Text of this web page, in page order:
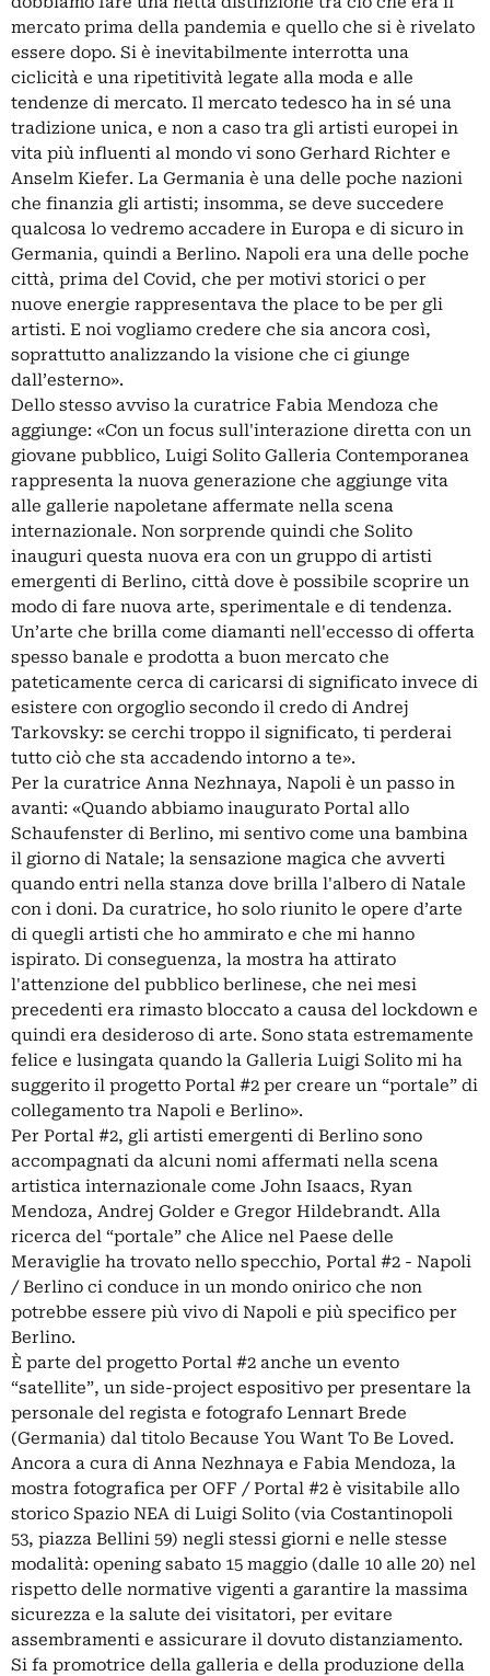
mercato prima della pandemia e quello che si è rivelato
essere dopo. Si è inevitabilmente interrotta una
ciclicità e una ripetitività legate alla moda e alle
tendenze di mercato. Il mercato tedesco ha in sé una
tradizione unica, e non a caso tra gli artisti europei in
vita più influenti al mondo vi sono Gerhard Richter e
Anselm Kiefer. La Germania è una delle poche nazioni
che finanzia gli artisti; insomma, se deve succedere
qualcosa lo vedremo accadere in Europa e di sicuro in
Germania, quindi a Berlino. Napoli era una delle poche
città, prima del Covid, che per motivi storici o per
nuove energie rappresentava the place to be per gli
artisti. E noi vogliamo credere che sia ancora così,
soprattutto analizzando la visione che ci giunge
dall’esterno».
Dello stesso avviso la curatrice Fabia Mendoza che
aggiunge: «Con un focus sull'interazione diretta con un
giovane pubblico, Luigi Solito Galleria Contemporanea
rappresenta la nuova generazione che aggiunge vita
alle gallerie napoletane affermate nella scena
internazionale. Non sorprende quindi che Solito
inauguri questa nuova era con un gruppo di artisti
emergenti di Berlino, città dove è possibile scoprire un
modo di fare nuova arte, sperimentale e di tendenza.
Un’arte che brilla come diamanti nell'eccesso di offerta
spesso banale e prodotta a buon mercato che
pateticamente cerca di caricarsi di significato invece di
esistere con orgoglio secondo il credo di Andrej
Tarkovsky: se cerchi troppo il significato, ti perderai
tutto ciò che sta accadendo intorno a te».
Per la curatrice Anna Nezhnaya, Napoli è un passo in
avanti: «Quando abbiamo inaugurato Portal allo
Schaufenster di Berlino, mi sentivo come una bambina
il giorno di Natale; la sensazione magica che avverti
quando entri nella stanza dove brilla l'albero di Natale
con i doni. Da curatrice, ho solo riunito le opere d’arte
di quegli artisti che ho ammirato e che mi hanno
ispirato. Di conseguenza, la mostra ha attirato
l'attenzione del pubblico berlinese, che nei mesi
precedenti era rimasto bloccato a causa del lockdown e
quindi era desideroso di arte. Sono stata estremamente
felice e lusingata quando la Galleria Luigi Solito mi ha
suggerito il progetto Portal #2 per creare un “portale” di
collegamento tra Napoli e Berlino».
Per Portal #2, gli artisti emergenti di Berlino sono
accompagnati da alcuni nomi affermati nella scena
artistica internazionale come John Isaacs, Ryan
Mendoza, Andrej Golder e Gregor Hildebrandt. Alla
ricerca del “portale” che Alice nel Paese delle
Meraviglie ha trovato nello specchio, Portal #2 - Napoli
/ Berlino ci conduce in un mondo onirico che non
potrebbe essere più vivo di Napoli e più specifico per
Berlino.
È parte del progetto Portal #2 anche un evento
“satellite”, un side-project espositivo per presentare la
personale del regista e fotografo Lennart Brede
(Germania) dal titolo Because You Want To Be Loved.
Ancora a cura di Anna Nezhnaya e Fabia Mendoza, la
mostra fotografica per OFF / Portal #2 è visitabile allo
storico Spazio NEA di Luigi Solito (via Costantinopoli
53, piazza Bellini 59) negli stessi giorni e nelle stesse
modalità: opening sabato 15 maggio (dalle 10 alle 20) nel
rispetto delle normative vigenti a garantire la massima
sicurezza e la salute dei visitatori, per evitare
assembramenti e assicurare il dovuto distanziamento.
Si fa promotrice della galleria e della produzione della